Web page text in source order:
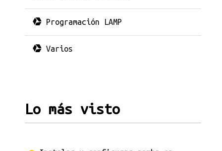
Programación LAMP
Varios
Lo más visto